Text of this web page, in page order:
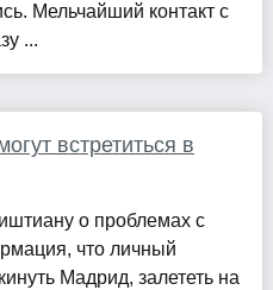
Мельчайший контакт с
...
встретиться в
о проблемах с
что личный
Мадрид, залететь на